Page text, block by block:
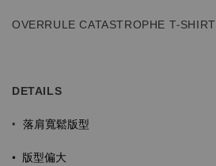
OVERRULE CATASTROPHE T-SHIRT
DETAILS
• 落肩寬鬆版型
• 版型偏大